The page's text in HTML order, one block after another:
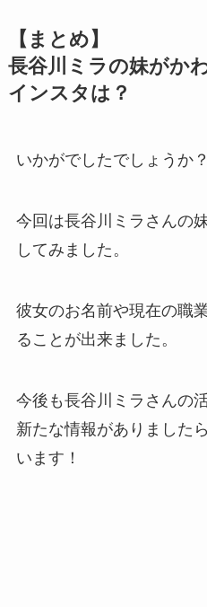
【まとめ】
長谷川ミラの妹がか
インスタは？
いかがでしたでしょうか？
今回は長谷川ミラさんの
してみました。
彼女のお名前や現在の職
ることが出来ました。
今後も長谷川ミラさんの
新たな情報がありました
います！